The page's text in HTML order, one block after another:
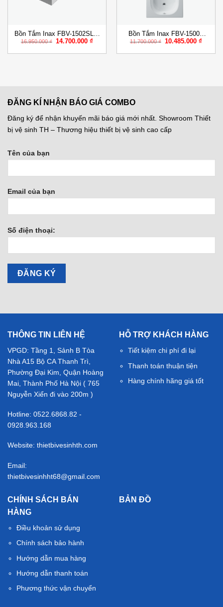
Bồn Tắm Inax FBV-1502SL &
FBV-1502SR 1.5M Chân Yếm
16.950.000₫ Giá
là:
14.700.000₫
tại
Bồn Tắm Inax FBV-1500R
Xây 1.5M Ocean
11.700.000₫ Giá
là:
10.485.000₫
tại
ĐĂNG KÍ NHẬN BÁO GIÁ COMBO
Đăng ký để nhận khuyến mãi báo giá mới nhất. Showroom Thiết
bị vệ sinh TH – Thương hiệu thiết bị vệ sinh cao cấp
Tên của bạn
Email của bạn
Số điện thoại:
THÔNG TIN LIÊN HỆ
VPGD: Tầng 1, Sảnh B Tòa
Nhà A15 Bộ CA Thanh Trì,
Phường Đại Kim, Quận Hoàng
Mai, Thành Phố Hà Nội ( 765
Nguyễn Xiển đi vào 200m )
Hotline: 0522.6868.82 -
0928.963.168
Website: thietbivesinhth.com
Email:
thietbivesinhht68@gmail.com
HỖ TRỢ KHÁCH HÀNG
Tiết kiệm chi phí đi lại
Thanh toán thuận tiện
Hàng chính hãng giá tốt
CHÍNH SÁCH BÁN
HÀNG
Điều khoản sử dụng
Chính sách bảo hành
Hướng dẫn mua hàng
Hướng dẫn thanh toán
Phương thức vận chuyển
BẢN ĐỒ